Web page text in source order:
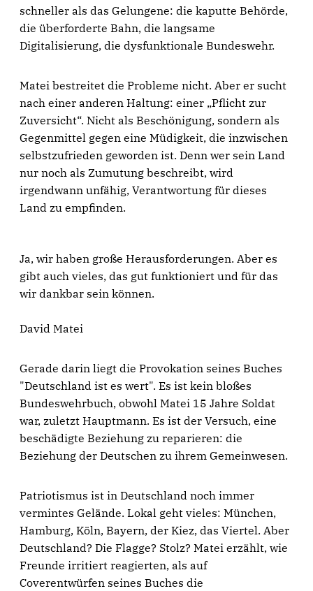
schneller als das Gelungene: die kaputte Behörde,
die überforderte Bahn, die langsame
Digitalisierung, die dysfunktionale Bundeswehr.
Matei bestreitet die Probleme nicht. Aber er sucht
nach einer anderen Haltung: einer „Pflicht zur
Zuversicht“. Nicht als Beschönigung, sondern als
Gegenmittel gegen eine Müdigkeit, die inzwischen
selbstzufrieden geworden ist. Denn wer sein Land
nur noch als Zumutung beschreibt, wird
irgendwann unfähig, Verantwortung für dieses
Land zu empfinden.
Ja, wir haben große Herausforderungen. Aber es
gibt auch vieles, das gut funktioniert und für das
wir dankbar sein können.
David Matei
Gerade darin liegt die Provokation seines Buches
"Deutschland ist es wert". Es ist kein bloßes
Bundeswehrbuch, obwohl Matei 15 Jahre Soldat
war, zuletzt Hauptmann. Es ist der Versuch, eine
beschädigte Beziehung zu reparieren: die
Beziehung der Deutschen zu ihrem Gemeinwesen.
Patriotismus ist in Deutschland noch immer
vermintes Gelände. Lokal geht vieles: München,
Hamburg, Köln, Bayern, der Kiez, das Viertel. Aber
Deutschland? Die Flagge? Stolz? Matei erzählt, wie
Freunde irritiert reagierten, als auf
Coverentwürfen seines Buches die